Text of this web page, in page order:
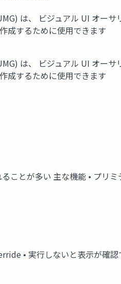
は、 ビジュアル UI オー
成するために使用できます
は、 ビジュアル UI オー
成するために使用できます
ことが多い 主な機能 • プリ
• 実行しないと表示が確